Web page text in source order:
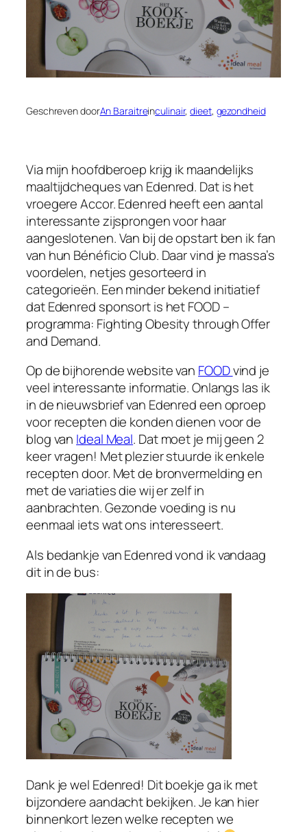
Geschreven doorAn Baraitreinculinair, dieet, gezondheid
Via mijn hoofdberoep krijg ik maandelijks
maaltijdcheques van Edenred. Dat is het
vroegere Accor. Edenred heeft een aantal
interessante zijsprongen voor haar
aangeslotenen. Van bij de opstart ben ik fan
van hun Bénéficio Club. Daar vind je massa’s
voordelen, netjes gesorteerd in
categorieën. Een minder bekend initiatief
dat Edenred sponsort is het FOOD –
programma: Fighting Obesity through Offer
and Demand.
Op de bijhorende website van FOODvind je
veel interessante informatie. Onlangs las ik
in de nieuwsbrief van Edenred een oproep
voor recepten die konden dienen voor de
blog van Ideal Meal. Dat moet je mij geen 2
keer vragen! Met plezier stuurde ik enkele
recepten door. Met de bronvermelding en
met de variaties die wij er zelf in
aanbrachten. Gezonde voeding is nu
eenmaal iets wat ons interesseert.
Als bedankje van Edenred vond ik vandaag
dit in de bus:
Dank je wel Edenred! Dit boekje ga ik met
bijzondere aandacht bekijken. Je kan hier
binnenkort lezen welke recepten we